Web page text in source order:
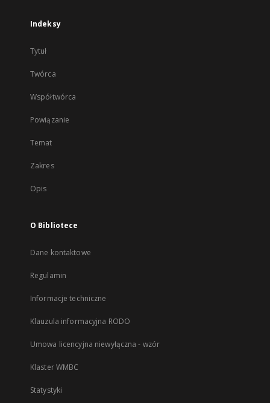
Indeksy
Tytuł
Twórca
Współtwórca
Powiązanie
Temat
Zakres
Opis
O Bibliotece
Dane kontaktowe
Regulamin
Informacje techniczne
Klauzula informacyjna RODO
Umowa licencyjna niewyłączna - wzór
Klaster WMBC
Statystyki